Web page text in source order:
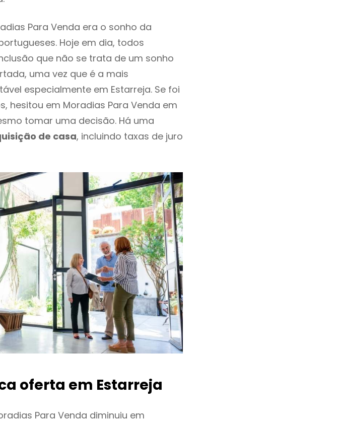
Para Venda era o sonho da
Hoje em dia, todos
que não se trata de um sonho
uma vez que é a mais
especialmente em Estarreja. Se foi
hesitou em Moradias Para Venda em
tomar uma decisão. Há uma
de casa, incluindo taxas de juro
oferta em Estarreja
Para Venda diminuiu em